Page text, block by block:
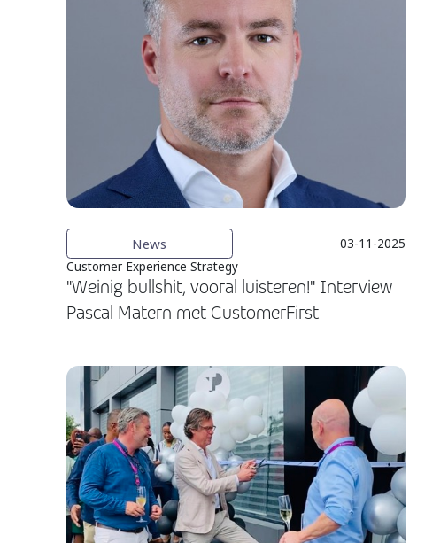
News
03-11-2025
Customer Experience Strategy
"Weinig bullshit, vooral luisteren!" Interview
Pascal Matern met CustomerFirst